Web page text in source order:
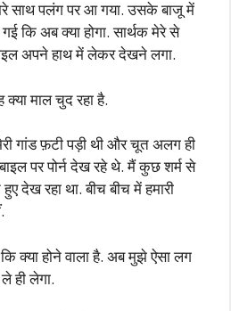
साथ पलंग पर आ गया. उसके बाजू में
कि अब क्या होगा. सार्थक मेरे से
अपने हाथ में लेकर देखने लगा.
क्या माल चुद रहा है.
गांड फ़टी पड़ी थी और चूत अलग ही
पर पोर्न देख रहे थे. मैं कुछ शर्म से
देख रहा था. बीच बीच में हमारी
क्या होने वाला है. अब मुझे ऐसा लग
ही लेगा.